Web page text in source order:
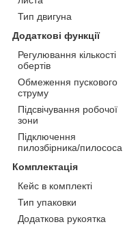
Тип двигуна
Додаткові функції
Регулювання кількості
обертів
Обмеження пускового
струму
Підсвічування робочої
зони
Підключення
пилозбірника/пилососа
Комплектація
Кейс в комплекті
Тип упаковки
Додаткова рукоятка